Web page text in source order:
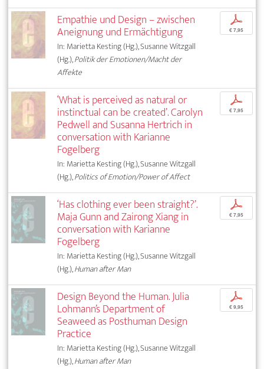
Empathie und Design – zwischen
Aneignung und Ermächtigung
In: Marietta Kesting (Hg.), Susanne Witzgall
(Hg.),Politik der Emotionen/Macht der
Affekte
p
€ 7,95
‘What is perceived as natural or
instinctual can be created’. Carolyn
Pedwell and Susanna Hertrich in
conversation with Karianne
Fogelberg
In: Marietta Kesting (Hg.), Susanne Witzgall
(Hg.),Politics of Emotion/Power of Affect
p
€ 7,95
‘Has clothing ever been straight?’.
Maja Gunn and Zairong Xiang in
conversation with Karianne
Fogelberg
In: Marietta Kesting (Hg.), Susanne Witzgall
(Hg.),Human after Man
p
€ 7,95
Design Beyond the Human. Julia
Lohmann’s Department of
Seaweed as Posthuman Design
Practice
In: Marietta Kesting (Hg.), Susanne Witzgall
(Hg.),Human after Man
p
€ 9,95